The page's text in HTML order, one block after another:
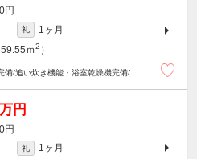
円
礼
1ヶ月
ｍ2 ）
備/追い炊き機能・浴室乾燥機完備/
円
円
礼
1ヶ月